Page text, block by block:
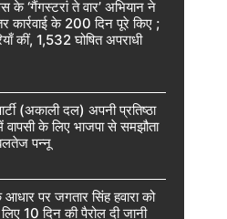
‘गैंगस्टरां ते वार’ अभियान ने
कार्रवाई के 200 दिन पूरे किए ;
कीं, 1,532 घोषित अपराधी
(अकाली दल) अपनी प्रतिष्ठा
के लिए भाजपा से समझौता
पन्नू
पर जगतार सिंह हवारा को
10 दिन की पैरोल दी जानी